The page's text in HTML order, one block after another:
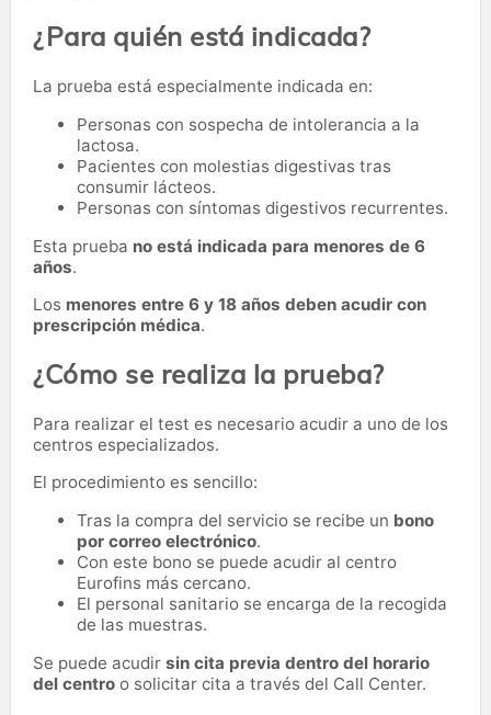
¿Para quién está indicada?
La prueba está especialmente indicada en:
Personas con sospecha de intolerancia a la
lactosa.
Pacientes con molestias digestivas tras
consumir lácteos.
Personas con síntomas digestivos recurrentes.
Esta prueba no está indicada para menores de 6
años.
Los menores entre 6 y 18 años deben acudir con
prescripción médica.
¿Cómo se realiza la prueba?
Para realizar el test es necesario acudir a uno de los
centros especializados.
El procedimiento es sencillo:
Tras la compra del servicio se recibe un bono
por correo electrónico.
Con este bono se puede acudir al centro
Eurofins más cercano.
El personal sanitario se encarga de la recogida
de las muestras.
Se puede acudir sin cita previa dentro del horario
del centro o solicitar cita a través del Call Center.